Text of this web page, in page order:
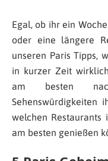
Egal, ob ihr ein
oder eine längere
unseren Paris Tipps,
in kurzer Zeit
am besten
Sehenswürdigkeiten
welchen Restaurants
am besten genießen